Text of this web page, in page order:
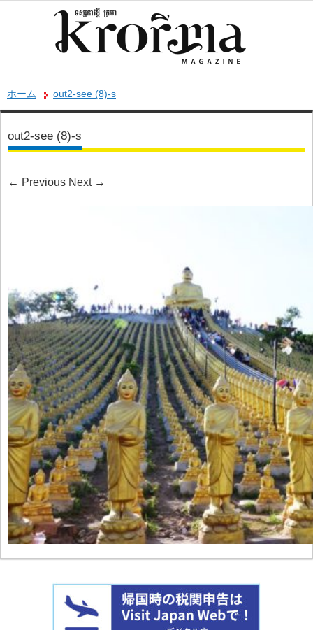
ホーム out2-see (8)-s
out2-see (8)-s
← Previous Next →